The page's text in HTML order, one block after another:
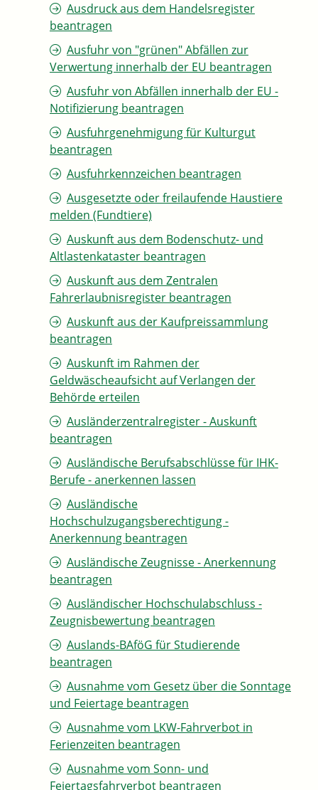
Ausdruck aus dem Handelsregister
beantragen
Ausfuhr von "grünen" Abfällen zur
Verwertung innerhalb der EU beantragen
Ausfuhr von Abfällen innerhalb der EU -
Notifizierung beantragen
Ausfuhrgenehmigung für Kulturgut
beantragen
Ausfuhrkennzeichen beantragen
Ausgesetzte oder freilaufende Haustiere
melden (Fundtiere)
Auskunft aus dem Bodenschutz- und
Altlastenkataster beantragen
Auskunft aus dem Zentralen
Fahrerlaubnisregister beantragen
Auskunft aus der Kaufpreissammlung
beantragen
Auskunft im Rahmen der
Geldwäscheaufsicht auf Verlangen der
Behörde erteilen
Ausländerzentralregister - Auskunft
beantragen
Ausländische Berufsabschlüsse für IHK-
Berufe - anerkennen lassen
Ausländische
Hochschulzugangsberechtigung -
Anerkennung beantragen
Ausländische Zeugnisse - Anerkennung
beantragen
Ausländischer Hochschulabschluss -
Zeugnisbewertung beantragen
Auslands-BAföG für Studierende
beantragen
Ausnahme vom Gesetz über die Sonntage
und Feiertage beantragen
Ausnahme vom LKW-Fahrverbot in
Ferienzeiten beantragen
Ausnahme vom Sonn- und
Feiertagsfahrverbot beantragen